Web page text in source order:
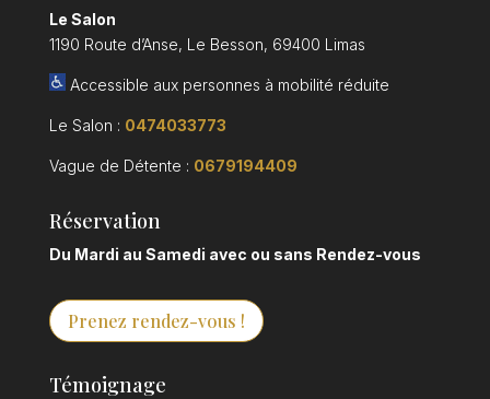
Le Salon
1190 Route d’Anse, Le Besson, 69400 Limas
Accessible aux personnes à mobilité réduite
Le Salon : 0474033773
Vague de Détente : 0679194409
Réservation
Du Mardi au Samedi avec ou sans Rendez-vous
Prenez rendez-vous !
Témoignage